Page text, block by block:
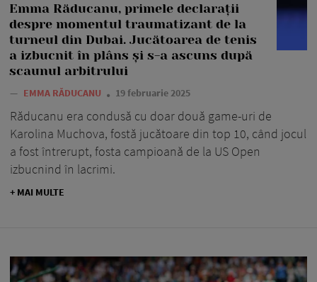
Emma Răducanu, primele declarații
despre momentul traumatizant de la
turneul din Dubai. Jucătoarea de tenis
a izbucnit în plâns și s-a ascuns după
scaunul arbitrului
— EMMA RĂDUCANU 19 februarie 2025
Răducanu era condusă cu doar două game-uri de
Karolina Muchova, fostă jucătoare din top 10, când jocul
a fost întrerupt, fosta campioană de la US Open
izbucnind în lacrimi.
+ MAI MULTE